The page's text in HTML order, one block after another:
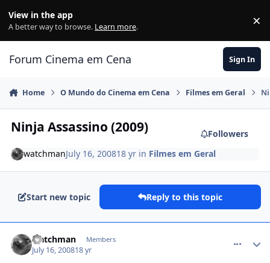
View in the app
A better way to browse. Learn more. ×
Forum Cinema em Cena Sign In
Home O Mundo do Cinema em Cena Filmes em Geral
Ninja Assassino (2009)
Followers
watchmanJuly 16, 200818 yr in Filmes em Geral
Start new topic Reply to this topic
watchman Members
July 16, 200818 yr